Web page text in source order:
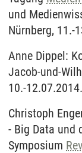
und
Nürnberg, 11.-
Anne Dippel:
Jacob-und-
10.-12.07.2014.
Christoph
- Big Data und
Symposium